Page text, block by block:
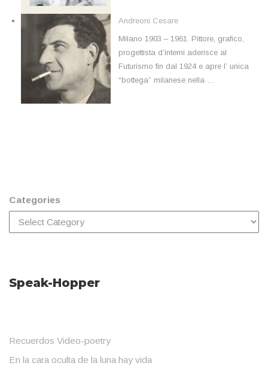
Andreoni Cesare
Milano 1903 – 1961. Pittore, grafico,
progettista d’interni aderisce al
Futurismo fin dal 1924 e apre l’ unica
“bottega” milanese nella …
Categories
Speak-Hopper
Recuerdos Video-poetry
En la cara oculta de la luna hay vida